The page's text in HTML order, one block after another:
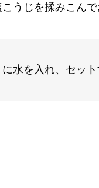
うじを揉みこん
水を入れ、セット